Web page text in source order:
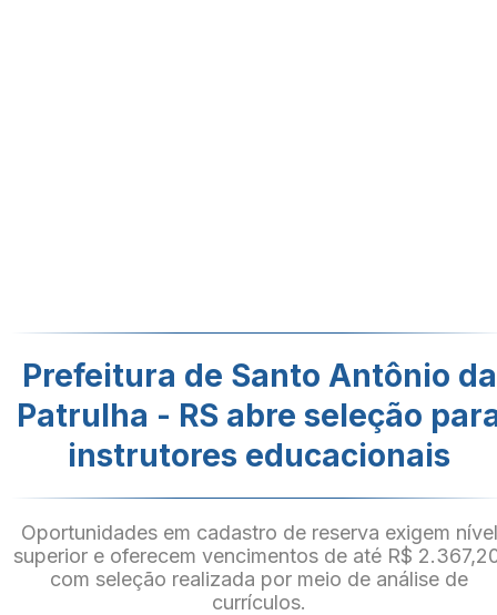
Prefeitura de Santo Antônio da
Patrulha - RS abre seleção
instrutores educacionais
Oportunidades em cadastro de reserva exigem nível
superior e oferecem vencimentos de até R$
com seleção realizada por meio de análise de
currículos.